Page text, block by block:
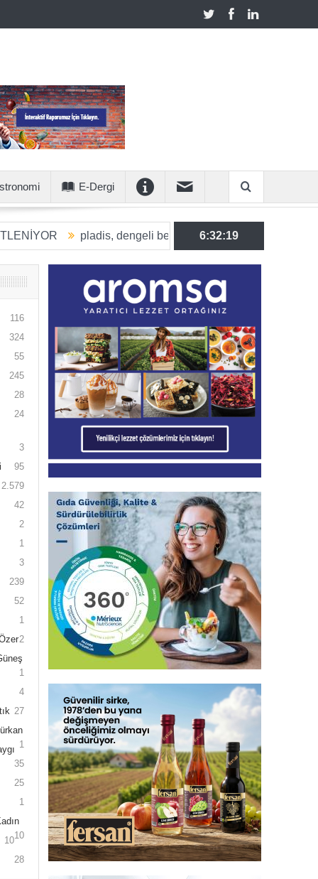
E-Dergi
pladis, dengeli beslenmeye katkı sunan ürün hacmini
6:32:20
116
324
55
245
28
24
3
95
2.579
42
2
1
3
239
52
1
2
1
4
27
1
35
25
1
10
10
28